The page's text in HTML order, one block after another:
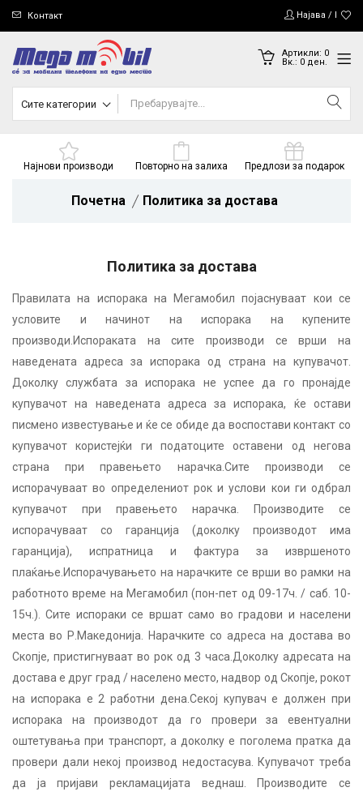
Контакт Најава /
Артикли: 0
Вк.: 0ден.
Сите категории
Најнови производи Повторно на залиха Предлози за подарок
Почетна Политика за достава
Политика за достава
Правилата на испорака на Мегамобил појаснуваат кои се
условите и начинот на испорака на купените
производи.Испораката на сите производи се врши на
наведената адреса за испорака од страна на купувачот.
Доколку службата за испорака не успее да го пронајде
купувачот на наведената адреса за испорака, ќе остави
писмено известување и ќе се обиде да воспостави контакт со
купувачот користејќи ги податоците оставени од негова
страна при правењето нарачка.Сите производи се
испорачуваат во определениот рок и услови кои ги одбрал
купувачот при правењето нарачка. Производите се
испорачуваат со гаранција (доколку производот има
гаранција), испратница и фактура за извршеното
плаќање.Испорачувањето на нарачките се врши во рамки на
работното време на Мегамобил (пон-пет од 09-17ч. / саб. 10-
15ч.). Сите испораки се вршат само во градови и населени
места во Р.Македонија. Нарачките со адреса на достава во
Скопје, пристигнуваат во рок од 3 часа.Доколку адресата на
достава е друг град / населено место, надвор од Скопје, рокот
на испорака е 2 работни дена.Секој купувач е должен при
испорака на производот да го провери за евентуални
оштетувања при транспорт, а доколку е поголема пратка да
провери дали некој производ недостасува. Купувачот треба
да ја пријави рекламацијата веднаш. Производите се